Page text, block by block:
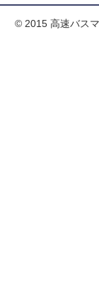
© 2015 高速バス